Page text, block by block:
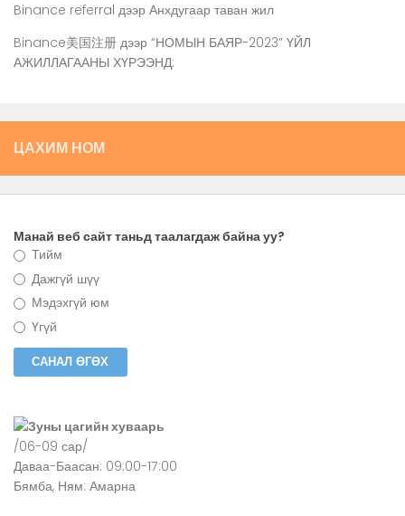
Binance referral дээр Анхдугаар таван жил
Binance美国注册 дээр “НОМЫН БАЯР-2023” ҮЙЛ
АЖИЛЛАГААНЫ ХҮРЭЭНД:
ЦАХИМ НОМ
Манай веб сайт таньд таалагдаж байна уу?
Тийм
Дажгүй шүү
Мэдэхгүй юм
Үгүй
Зуны цагийн хуваарь
/06-09 сар/
Даваа-Баасан: 09:00-17:00
Бямба, Ням: Амарна